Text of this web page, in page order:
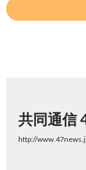
共同通信
http://